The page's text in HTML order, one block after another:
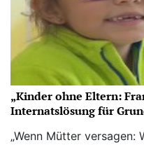
„Kinder ohne Eltern:
Internatslösung für
„Wenn Mütter versagen: